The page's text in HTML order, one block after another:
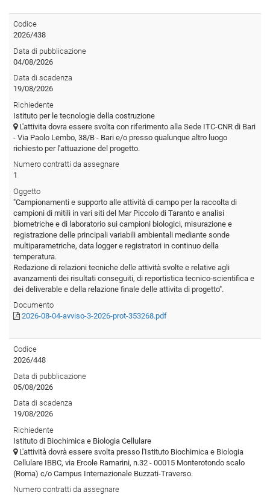
Codice
2026/438
Data di pubblicazione
04/08/2026
Data di scadenza
19/08/2026
Richiedente
Istituto per le tecnologie della costruzione
L'attivita dovra essere svolta con riferimento alla Sede ITC-CNR di Bari
- Via Paolo Lembo, 38/B - Bari e/o presso qualunque altro luogo
richiesto per l'attuazione del progetto.
Numero contratti da assegnare
1
Oggetto
"Campionamenti e supporto alle attività di campo per la raccolta di
campioni di mitili in vari siti del Mar Piccolo di Taranto e analisi
biometriche e di laboratorio sui campioni biologici, misurazione e
registrazione delle principali variabili ambientali mediante sonde
multiparametriche, data logger e registratori in continuo della
temperatura.
Redazione di relazioni tecniche delle attività svolte e relative agli
avanzamenti dei risultati conseguiti, di reportistica tecnico-scientifica e
dei deliverable e della relazione finale delle attivita di progetto".
Documento
2026-08-04-avviso-3-2026-prot-353268.pdf
Codice
2026/448
Data di pubblicazione
05/08/2026
Data di scadenza
19/08/2026
Richiedente
Istituto di Biochimica e Biologia Cellulare
L'attività dovrà essere svolta presso l'Istituto Biochimica e Biologia
Cellulare IBBC, via Ercole Ramarini, n.32 - 00015 Monterotondo scalo
(Roma) c/o Campus Internazionale Buzzati-Traverso.
Numero contratti da assegnare